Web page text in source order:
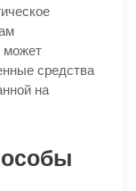
может
средства
на